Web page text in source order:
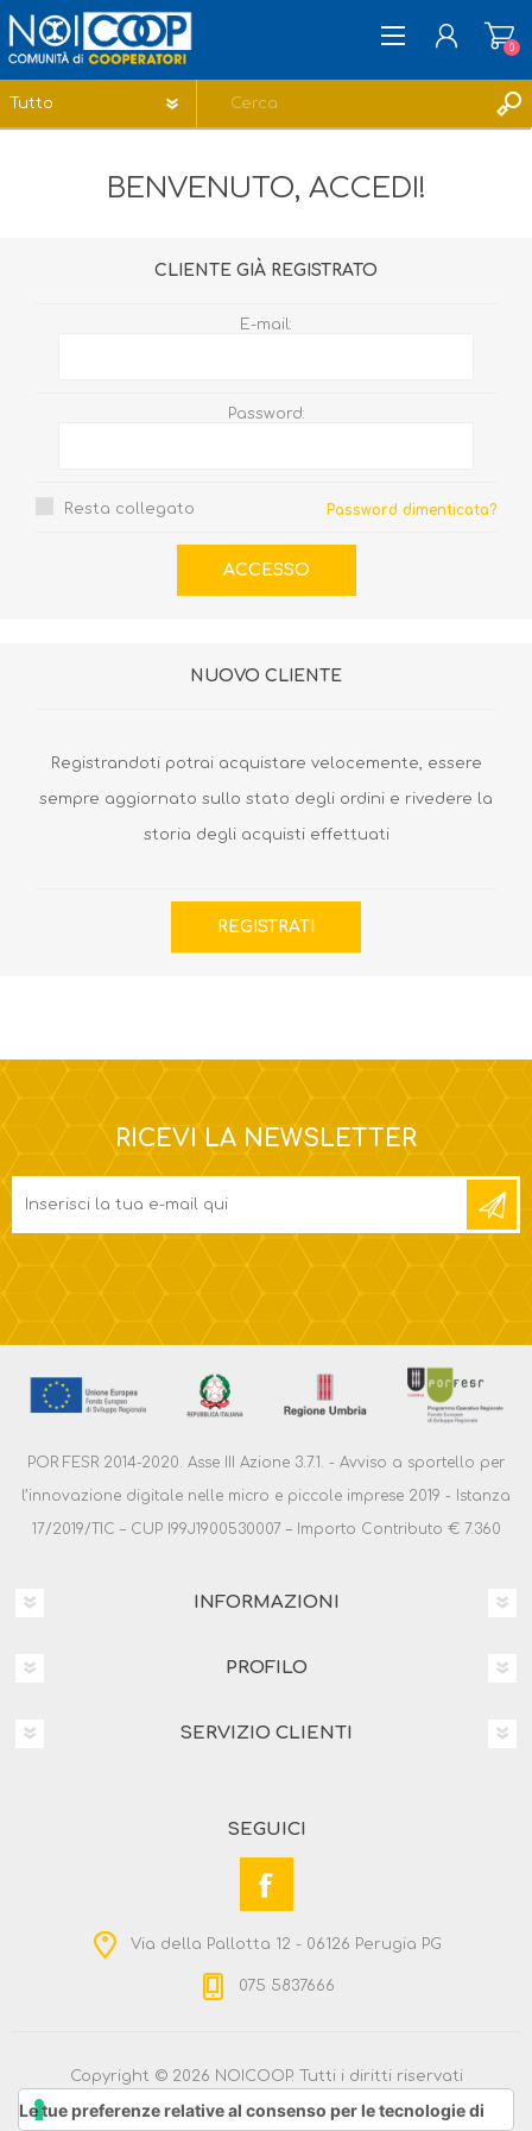
ACCESSO
0
BENVENUTO, ACCEDI!
CLIENTE GIÀ REGISTRATO
E-mail:
Password:
Resta collegato Password dimenticata?
NUOVO CLIENTE
Registrandoti potrai acquistare velocemente, essere
sempre aggiornato sullo stato degli ordini e rivedere la
storia degli acquisti effettuati
RICEVI LA NEWSLETTER
POR FESR 2014-2020. Asse III Azione 3.7.1. - Avviso a sportello per
l’innovazione digitale nelle micro e piccole imprese 2019 - Istanza
17/2019/TIC – CUP I99J1900530007 – Importo Contributo € 7.360
INFORMAZIONI
PROFILO
SERVIZIO CLIENTI
SEGUICI
Via della Pallotta 12 - 06126 Perugia PG
075 5837666
Copyright © 2026 NOICOOP. Tutti i diritti riservati
Le tue preferenze relative al consenso per le tecnologie di